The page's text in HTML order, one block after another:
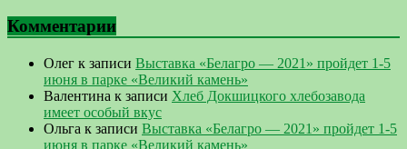
Комментарии
Олег к записи Выставка «Белагро — 2021» пройдет 1-5
июня в парке «Великий камень»
Валентина к записи Хлеб Докшицкого хлебозавода
имеет особый вкус
Ольга к записи Выставка «Белагро — 2021» пройдет 1-5
июня в парке «Великий камень»